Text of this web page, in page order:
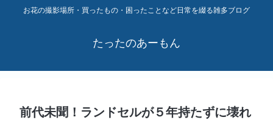
お花の撮影場所・買ったもの・困ったことなど日常を綴る雑多ブログ
たったのあーもん
前代未聞！ランドセルが５年持たずに壊れ